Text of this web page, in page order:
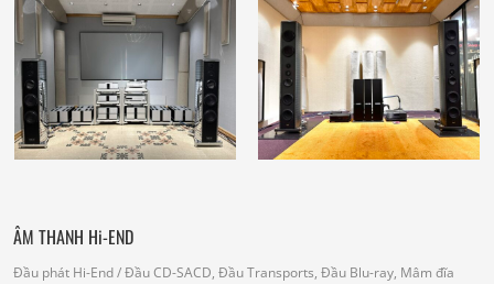
ÂM THANH Hi-END
Đầu phát Hi-End/ Đầu CD-SACD, Đầu Transports, Đầu Blu-ray, Mâm đĩa